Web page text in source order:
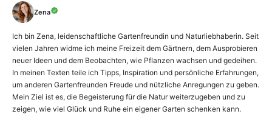
Zena
Ich bin Zena, leidenschaftliche Gartenfreundin und Naturliebhaberin. Seit
vielen Jahren widme ich meine Freizeit dem Gärtnern, dem Ausprobieren
neuer Ideen und dem Beobachten, wie Pflanzen wachsen und gedeihen.
In meinen Texten teile ich Tipps, Inspiration und persönliche Erfahrungen,
um anderen Gartenfreunden Freude und nützliche Anregungen zu geben.
Mein Ziel ist es, die Begeisterung für die Natur weiterzugeben und zu
zeigen, wie viel Glück und Ruhe ein eigener Garten schenken kann.